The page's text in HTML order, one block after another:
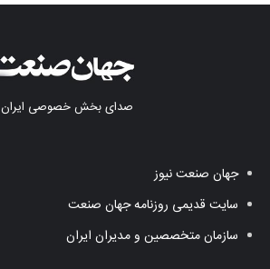
صدای بخش خصوصی ایران
جهان صنعت نیوز
سایت قدیمی روزنامه جهان صنعت
سازمان متخصصین و مدیران ایران